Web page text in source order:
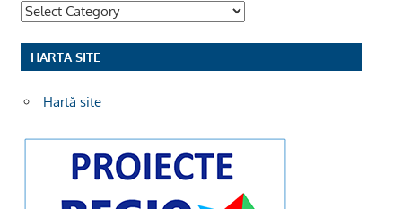
Categorii
HARTA SITE
Hartă site